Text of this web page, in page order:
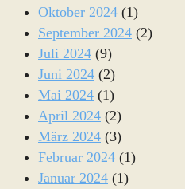
Oktober 2024 (1)
September 2024 (2)
Juli 2024 (9)
Juni 2024 (2)
Mai 2024 (1)
April 2024 (2)
März 2024 (3)
Februar 2024 (1)
Januar 2024 (1)